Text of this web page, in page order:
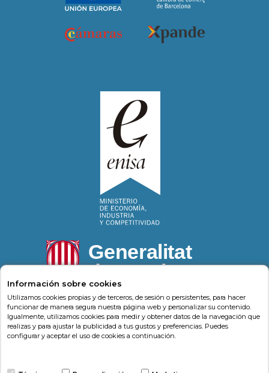
Psonríe Carrer de la Llacuna 162 08018, Barcelona
(Barcelona)-Psonrie.com
Información sobre cookies
Utilizamos cookies propias y de terceros, de sesión o persistentes, para hacer
funcionar de manera segura nuestra página web y personalizar su contenido.
Igualmente, utilizamos cookies para medir y obtener datos de la navegación que
realizas y para ajustar la publicidad a tus gustos y preferencias. Puedes
configurar y aceptar el uso de cookies a continuación.